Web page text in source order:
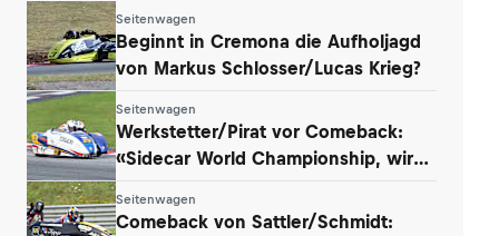
Seitenwagen
Beginnt in Cremona die Aufholjagd
von Markus Schlosser/Lucas Krieg?
Seitenwagen
Werkstetter/Pirat vor Comeback:
«Sidecar World Championship, wir
Seitenwagen
Comeback von Sattler/Schmidt: